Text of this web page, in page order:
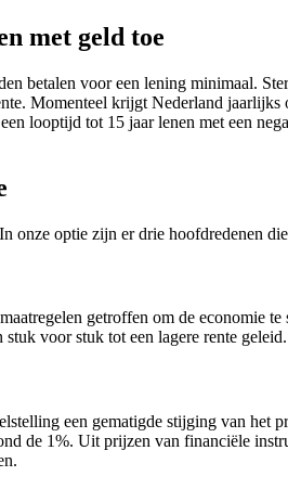
met geld toe
betalen voor een lening minimaal.
Momenteel krijgt Nederland
looptijd tot 15 jaar lenen met een
onze optie zijn er drie hoofdredenen
getroffen om de economie
voor stuk tot een lagere rente geleid.
een gematigde stijging van het
de 1%. Uit prijzen van financiële